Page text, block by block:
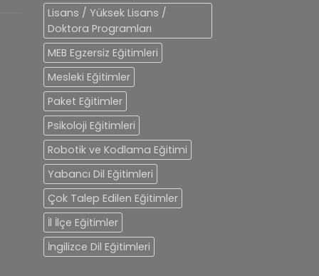
Lisans / Yüksek Lisans /
Doktora Programları
MEB Egzersiz Eğitimleri
Mesleki Eğitimler
Paket Eğitimler
Psikoloji Eğitimleri
Robotik ve Kodlama Eğitimi
Yabancı Dil Eğitimleri
Çok Talep Edilen Eğitimler
İl İlçe Eğitimler
İngilizce Dil Eğitimleri